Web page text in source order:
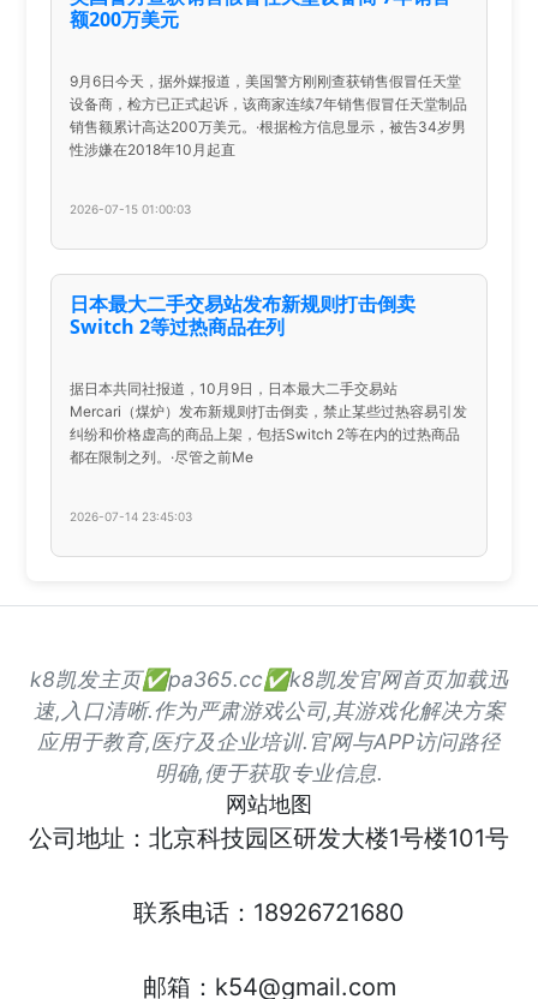
额200万美元
9月6日今天，据外媒报道，美国警方刚刚查获销售假冒任天堂
设备商，检方已正式起诉，该商家连续7年销售假冒任天堂制品
销售额累计高达200万美元。·根据检方信息显示，被告34岁男
性涉嫌在2018年10月起直
2026-07-15 01:00:03
日本最大二手交易站发布新规则打击倒卖
Switch 2等过热商品在列
据日本共同社报道，10月9日，日本最大二手交易站
Mercari（煤炉）发布新规则打击倒卖，禁止某些过热容易引发
纠纷和价格虚高的商品上架，包括Switch 2等在内的过热商品
都在限制之列。·尽管之前Me
2026-07-14 23:45:03
k8凯发主页✅pa365.cc✅k8凯发官网首页加载迅
速,入口清晰.作为严肃游戏公司,其游戏化解决方案
应用于教育,医疗及企业培训.官网与APP访问路径
明确,便于获取专业信息.
网站地图
公司地址：北京科技园区研发大楼1号楼101号
联系电话：18926721680
邮箱：k54@gmail.com